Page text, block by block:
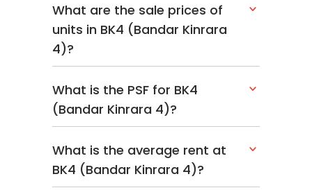
What are the sale prices of
units in BK4 (Bandar Kinrara
4)?
What is the PSF for BK4
(Bandar Kinrara 4)?
What is the average rent at
BK4 (Bandar Kinrara 4)?